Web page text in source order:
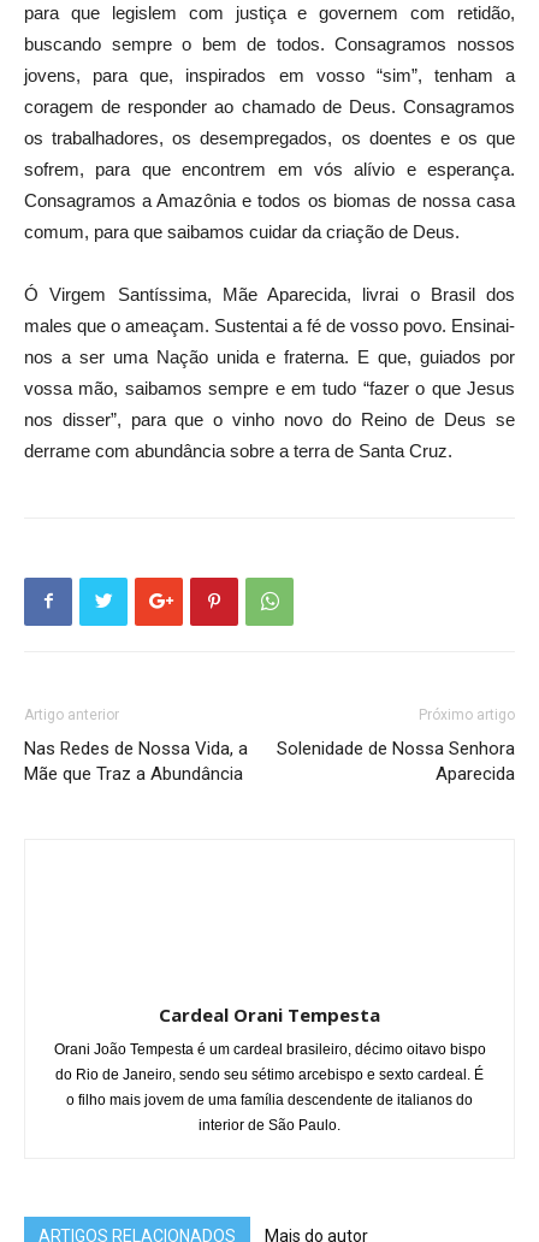
para que legislem com justiça e governem com retidão,
buscando sempre o bem de todos. Consagramos nossos
jovens, para que, inspirados em vosso “sim”, tenham a
coragem de responder ao chamado de Deus. Consagramos
os trabalhadores, os desempregados, os doentes e os que
sofrem, para que encontrem em vós alívio e esperança.
Consagramos a Amazônia e todos os biomas de nossa casa
comum, para que saibamos cuidar da criação de Deus.
Ó Virgem Santíssima, Mãe Aparecida, livrai o Brasil dos
males que o ameaçam. Sustentai a fé de vosso povo. Ensinai-
nos a ser uma Nação unida e fraterna. E que, guiados por
vossa mão, saibamos sempre e em tudo “fazer o que Jesus
nos disser”, para que o vinho novo do Reino de Deus se
derrame com abundância sobre a terra de Santa Cruz.
Artigo anterior
Nas Redes de Nossa Vida, a
Mãe que Traz a Abundância
Próximo artigo
Solenidade de Nossa Senhora
Aparecida
Cardeal Orani Tempesta
Orani João Tempesta é um cardeal brasileiro, décimo oitavo bispo
do Rio de Janeiro, sendo seu sétimo arcebispo e sexto cardeal. É
o filho mais jovem de uma família descendente de italianos do
interior de São Paulo.
ARTIGOS RELACIONADOS Mais do autor